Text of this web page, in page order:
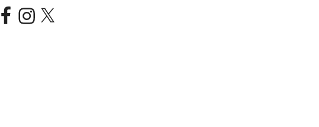
FacebookInstagram
X